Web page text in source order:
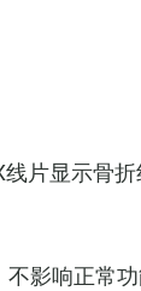
片显示骨
影响正常功